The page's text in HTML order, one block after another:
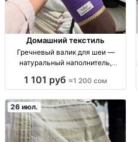
Домашний текстиль
Гречневый валик для шеи —
натуральный наполнитель,
валик под шею/ортоподдержка;
натуральный; адаптируется под
изгиб; не к
1 101 руб ≈1 200 сом
26 июл.